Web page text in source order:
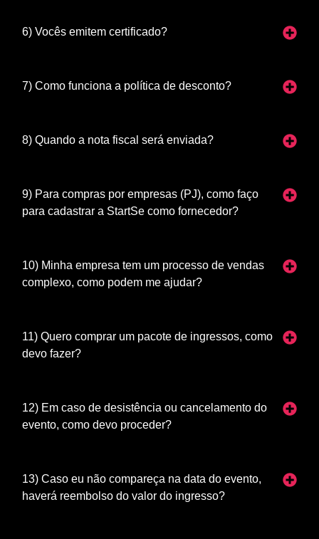
6) Vocês emitem certificado?
7) Como funciona a política de desconto?
8) Quando a nota fiscal será enviada?
9) Para compras por empresas (PJ), como faço
para cadastrar a StartSe como fornecedor?
10) Minha empresa tem um processo de vendas
complexo, como podem me ajudar?
11) Quero comprar um pacote de ingressos, como
devo fazer?
12) Em caso de desistência ou cancelamento do
evento, como devo proceder?
13) Caso eu não compareça na data do evento,
haverá reembolso do valor do ingresso?